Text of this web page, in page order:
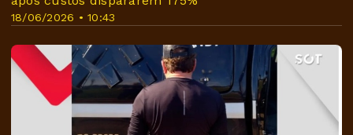
18/06/2026 • 10:43